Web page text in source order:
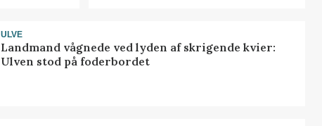
ULVE
Landmand vågnede ved lyden af skrigende kvier:
Ulven stod på foderbordet